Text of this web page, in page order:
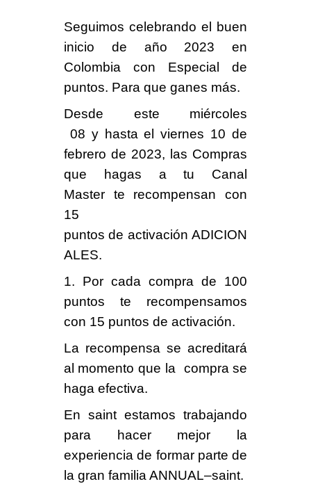
Seguimos celebrando el buen
inicio de año 2023 en
Colombia con Especial de
puntos. Para que ganes más.
Desde este miércoles
08 y hasta elviernes 10 de
febrero de 2023, las Compras
que hagas a tu Canal
Masterte recompensan con
15
puntosde activaciónADICION
ALES.
1. Por cada compra de 100
puntos te recompensamos
con 15 puntos de activación.
La recompensa se acreditará
al momento que la compra se
haga efectiva.
En saint estamos trabajando
para hacer mejor la
experiencia de formar parte de
la gran familia ANNUAL–saint.